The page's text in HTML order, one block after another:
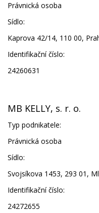
Právnická osoba
Sídlo:
Kaprova 42/14, 110 00,
Identifikační číslo:
24260631
MB KELLY, s. r. o.
Typ podnikatele:
Právnická osoba
Sídlo:
Svojsíkova 1453, 293 01,
Identifikační číslo:
24272655